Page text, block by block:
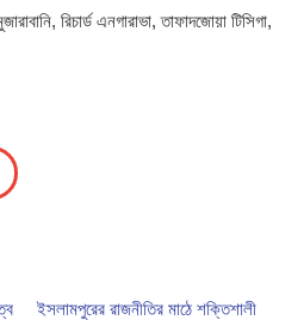
রিচার্ড এনগারাভা, তাফাদজোয়া টিসিগা,
ইসলামপুরের রাজনীতির মাঠে শক্তিশালী